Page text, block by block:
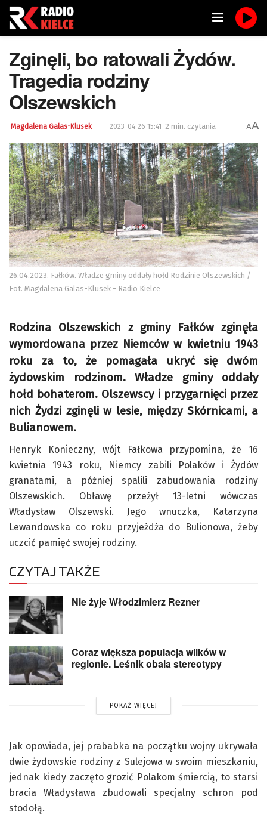
Zginęli, bo ratowali Żydów.
Tragedia rodziny
Olszewskich
Magdalena Galas-Klusek 2023-04-26 15:41 2 min. czytania AA
26.04.2023. Fałków. Władze gminy oddały hołd Rodzinie Olszewskich /
Fot. Magdalena Galas-Klusek - Radio Kielce
Rodzina Olszewskich z gminy Fałków zginęła
wymordowana przez Niemców w kwietniu 1943
roku za to, że pomagała ukryć się dwóm
żydowskim rodzinom. Władze gminy oddały
hołd bohaterom. Olszewscy i przygarnięci przez
nich Żydzi zginęli w lesie, między Skórnicami, a
Bulianowem.
Henryk Konieczny, wójt Fałkowa przypomina, że 16
kwietnia 1943 roku, Niemcy zabili Polaków i Żydów
granatami, a później spalili zabudowania rodziny
Olszewskich. Obławę przeżył 13-letni wówczas
Władysław Olszewski. Jego wnuczka, Katarzyna
Lewandowska co roku przyjeżdża do Bulionowa, żeby
uczcić pamięć swojej rodziny.
CZYTAJ TAKŻE
Nie żyje Włodzimierz Rezner
Coraz większa populacja wilków w
regionie. Leśnik obala stereotypy
POKAŻ WIĘCEJ
Jak opowiada, jej prababka na początku wojny ukrywała
dwie żydowskie rodziny z Sulejowa w swoim mieszkaniu,
jednak kiedy zaczęto grozić Polakom śmiercią, to starsi
bracia Władysława zbudowali specjalny schron pod
stodołą.